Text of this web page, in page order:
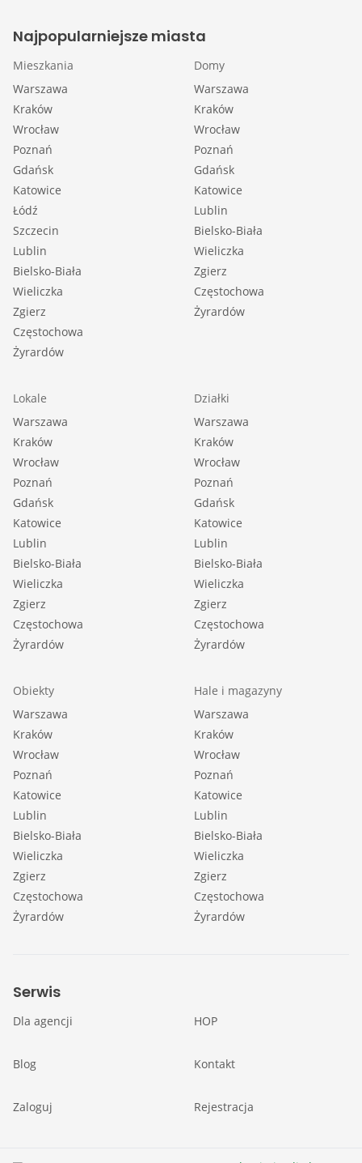
Najpopularniejsze miasta
Mieszkania
Warszawa
Kraków
Wrocław
Poznań
Gdańsk
Katowice
Łódź
Szczecin
Lublin
Bielsko-Biała
Wieliczka
Zgierz
Częstochowa
Żyrardów
Domy
Warszawa
Kraków
Wrocław
Poznań
Gdańsk
Katowice
Lublin
Bielsko-Biała
Wieliczka
Zgierz
Częstochowa
Żyrardów
Lokale
Warszawa
Kraków
Wrocław
Poznań
Gdańsk
Katowice
Lublin
Bielsko-Biała
Wieliczka
Zgierz
Częstochowa
Żyrardów
Działki
Warszawa
Kraków
Wrocław
Poznań
Gdańsk
Katowice
Lublin
Bielsko-Biała
Wieliczka
Zgierz
Częstochowa
Żyrardów
Obiekty
Warszawa
Kraków
Wrocław
Poznań
Katowice
Lublin
Bielsko-Biała
Wieliczka
Zgierz
Częstochowa
Żyrardów
Hale i magazyny
Warszawa
Kraków
Wrocław
Poznań
Katowice
Lublin
Bielsko-Biała
Wieliczka
Zgierz
Częstochowa
Żyrardów
Serwis
Dla agencji HOP
Blog Kontakt
Zaloguj Rejestracja